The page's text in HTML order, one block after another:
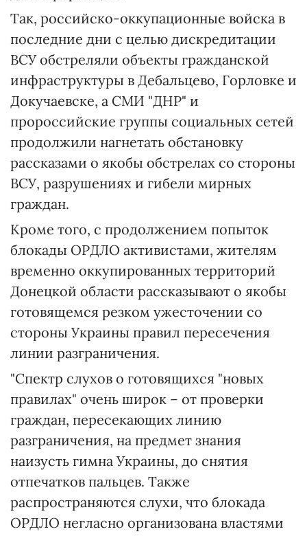
Так, российско-оккупационные войска в
последние дни с целью дискредитации
ВСУ обстреляли объекты гражданской
инфраструктуры в Дебальцево, Горловке и
Докучаевске, а СМИ "ДНР" и
пророссийские группы социальных сетей
продолжили нагнетать обстановку
рассказами о якобы обстрелах со стороны
ВСУ, разрушениях и гибели мирных
граждан.
Кроме того, с продолжением попыток
блокады ОРДЛО активистами, жителям
временно оккупированных территорий
Донецкой области рассказывают о якобы
готовящемся резком ужесточении со
стороны Украины правил пересечения
линии разграничения.
"Спектр слухов о готовящихся "новых
правилах" очень широк – от проверки
граждан, пересекающих линию
разграничения, на предмет знания
наизусть гимна Украины, до снятия
отпечатков пальцев. Также
распространяются слухи, что блокада
ОРДЛО негласно организована властями